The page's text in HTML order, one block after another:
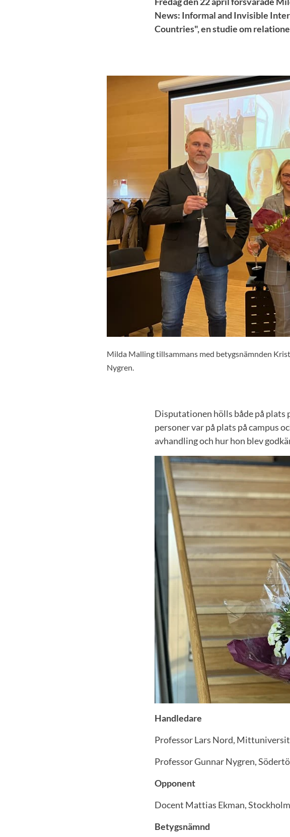
News: Informal and Invisible
Countries", en studie om
Milda Malling tillsammans med betygsnämnden
Nygren.
Disputationen hölls både på plats
personer var på plats på campus
avhandling och hur hon blev
Handledare
Professor Lars Nord,
Professor Gunnar Nygren,
Opponent
Docent Mattias Ekman,
Betygsnämnd